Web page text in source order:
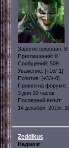
Зарегистрирован: 8
Приглашений: 0
Сообщений: 509
Уважение: [+16/-1]
Позитив: [+33/-0]
Провел на форуме:
3 дня 10 часов
Последний визит:
14 декабря, 2015г.
Zeddikus
Надмозг